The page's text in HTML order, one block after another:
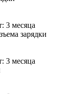
3 месяца
зарядки
3 месяца